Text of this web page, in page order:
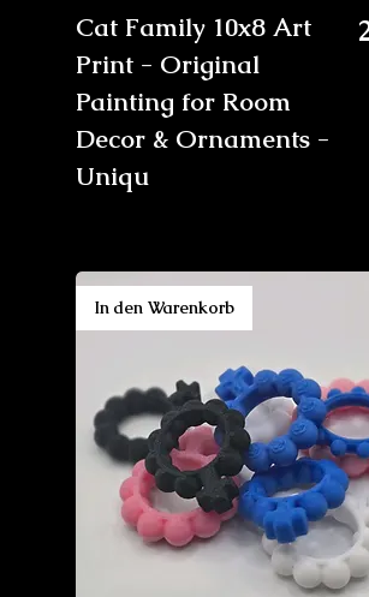
Cat Family 10x8 Art
Print - Original
Painting for Room
Decor & Ornaments -
Uniqu
In den Warenkorb